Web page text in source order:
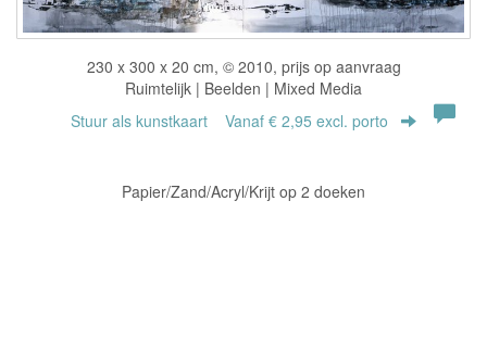
230 x 300 x 20 cm, © 2010, prijs op aanvraag
Ruimtelijk | Beelden | Mixed Media
Stuur als kunstkaart Vanaf € 2,95 excl. porto
Papier/Zand/Acryl/Krijt op 2 doeken